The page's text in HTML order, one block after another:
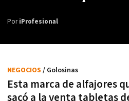
PoriProfesional
Esta marca de alfajores
sacó a la venta tabletas
NEGOCIOS / Golosinas